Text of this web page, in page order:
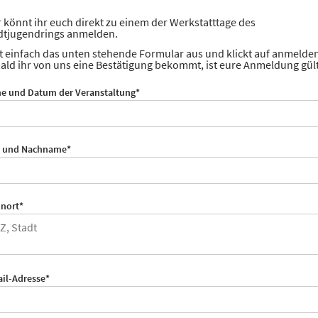
könnt ihr euch direkt zu einem der Werkstatttage des
anmelden.
einfach das unten stehende Formular aus und klickt auf
ihr von uns eine Bestätigung bekommt, ist eure Anmeldung
und Datum der Veranstaltung*
Nachname*
*
Adresse*